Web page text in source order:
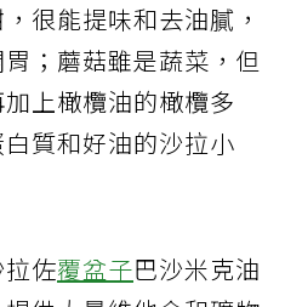
很能提味和去油膩，
；蘑菇雖是蔬菜，但
上橄欖油的橄欖多
質和好油的沙拉小
佐覆盆子巴沙米克油